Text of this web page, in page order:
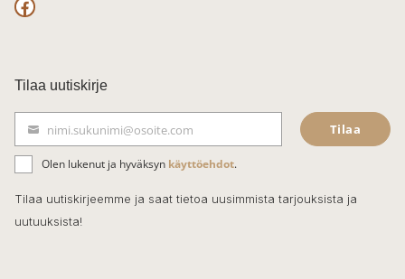
F
c
e
b
o
o
k
Tilaa uutiskirje
ä
h
k
nimi.sukunimi@osoite.com Tilaa
Olen lukenut ja hyväksyn käyttöehdot.
Tilaa uutiskirjeemme ja saat tietoa uusimmista tarjouksista ja
uutuuksista!